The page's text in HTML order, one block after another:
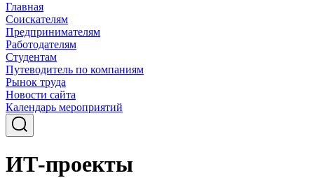
Главная
Соискателям
Предпринимателям
Работодателям
Студентам
Путеводитель по компаниям
Рынок труда
Новости сайта
Календарь мероприятий
ИТ-проекты